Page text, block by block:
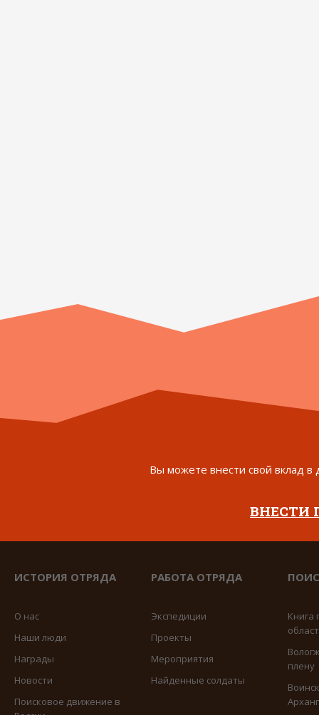
Вы можете внести свой вклад в
ВНЕСТИ
ИСТОРИЯ ОТРЯДА
О нас
Наши люди
Награды
Новости
Поисковое движение в
РАБОТА ОТРЯДА
Экспедиции
Проекты
Мероприятия
Найденные солдаты
Книга
плену